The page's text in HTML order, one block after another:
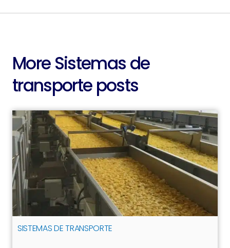
More Sistemas de
transporte posts
SISTEMAS DE TRANSPORTE